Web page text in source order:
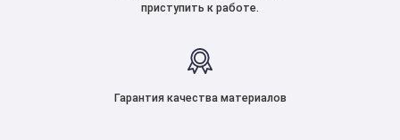
приступить к работе.
Гарантия качества материалов